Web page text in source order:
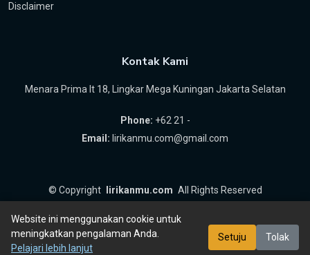
Disclaimer
Kontak Kami
Menara Prima lt 18, Lingkar Mega Kuningan Jakarta Selatan
Phone: +62 21 -
Email: lirikanmu.com@gmail.com
© Copyright lirikanmu.com All Rights Reserved
Website ini menggunakan cookie untuk
meningkatkan pengalaman Anda.
Pelajari lebih lanjut
Setuju Tolak